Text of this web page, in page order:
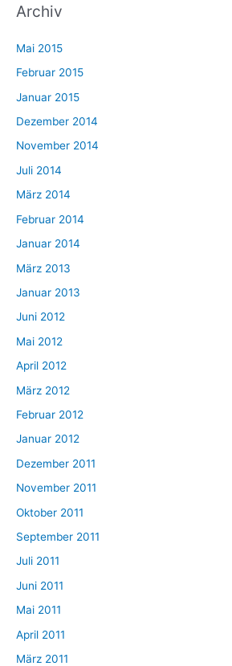
Archiv
Mai 2015
Februar 2015
Januar 2015
Dezember 2014
November 2014
Juli 2014
März 2014
Februar 2014
Januar 2014
März 2013
Januar 2013
Juni 2012
Mai 2012
April 2012
März 2012
Februar 2012
Januar 2012
Dezember 2011
November 2011
Oktober 2011
September 2011
Juli 2011
Juni 2011
Mai 2011
April 2011
März 2011